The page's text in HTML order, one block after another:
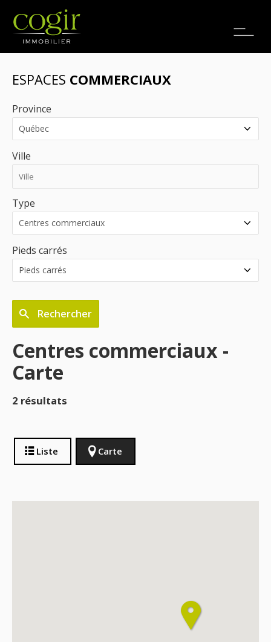
Emplois
ESPACES COMMERCIAUX
Province
Ville
Type
Pieds carrés
Rechercher
Centres commerciaux -
Carte
2 résultats
Liste Carte